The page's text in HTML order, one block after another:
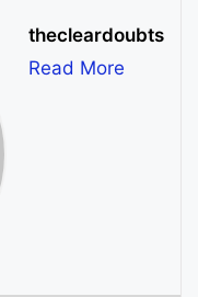
thecleardoubts
Read More